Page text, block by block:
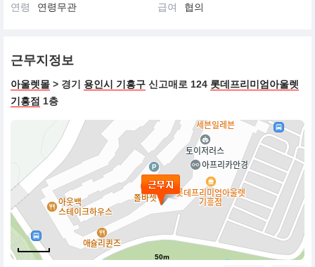
연령
연령무관 급여 협의
근무지정보
아울렛몰 > 경기 용인시 기흥구 신고매로 124 롯데프리미엄아울렛
기흥점 1층
50m